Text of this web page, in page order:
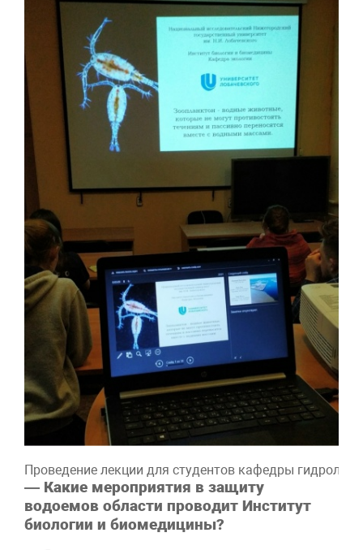
Проведение лекции для студентов кафедры
— Какие мероприятия в защиту
водоемов области проводит Институт
биологии и биомедицины?